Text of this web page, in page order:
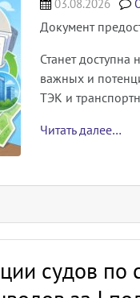
03.08.2026
Документ
Станет
важных и
ТЭК и
Читать далее…
судов